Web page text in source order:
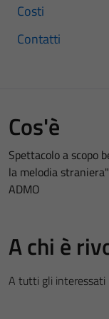
Costi
Contatti
Cos'è
Spettacolo a scopo
la melodia
ADMO
A chi è
A tutti gli interessati